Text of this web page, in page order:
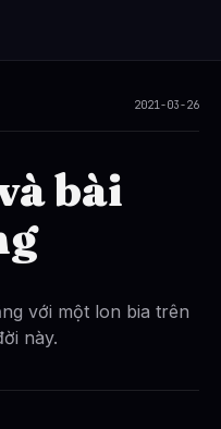
2021-03-26
bài
với một lon bia trên
này.